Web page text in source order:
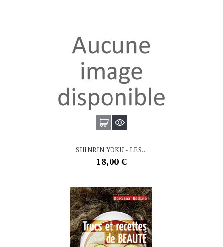
SHINRIN YOKU - LES...
Prix
18,00 €